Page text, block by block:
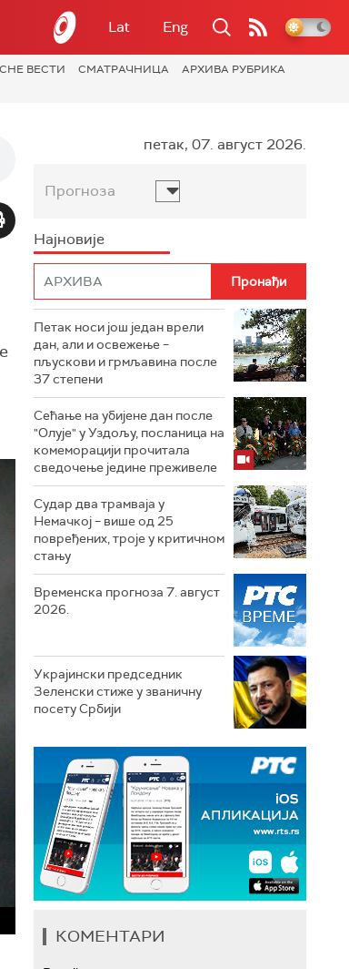
Lat Eng
ВЕСТИ СМАТРАЧНИЦА
АРХИВА РУБРИКА
петак, 07. август 2026.
Прогноза
Најновије
Петак носи још један врели
дан, али и освежење –
пљускови и грмљавина после
37 степени
Сећање на убијене дан после
"Олује" у Уздољу, посланица на
комеморацији прочитала
сведочење једине преживеле
Судар два трамваја у
Немачкој – више од 25
повређених, троје у критичном
стању
Временска прогноза 7. август
2026.
Украјински председник
Зеленски стиже у званичну
посету Србији
КОМЕНТАРИ